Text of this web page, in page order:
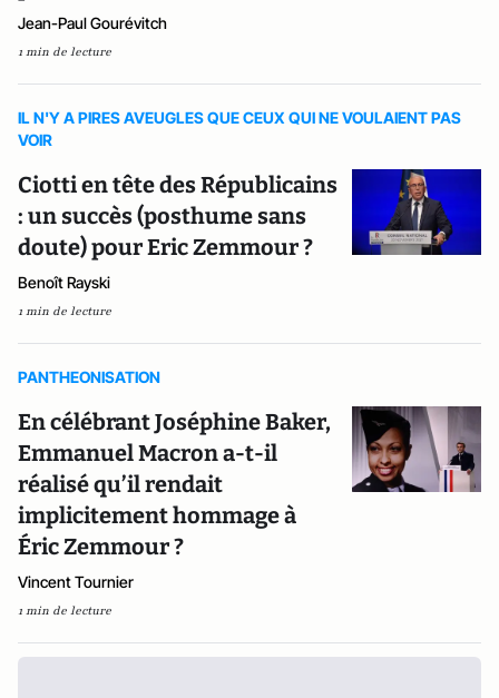
Jean-Paul Gourévitch
1 min de lecture
IL N'Y A PIRES AVEUGLES QUE CEUX QUI NE VOULAIENT PAS
VOIR
Ciotti en tête des Républicains
: un succès (posthume sans
doute) pour Eric Zemmour ?
Benoît Rayski
1 min de lecture
PANTHEONISATION
En célébrant Joséphine Baker,
Emmanuel Macron a-t-il
réalisé qu’il rendait
implicitement hommage à
Éric Zemmour ?
Vincent Tournier
1 min de lecture